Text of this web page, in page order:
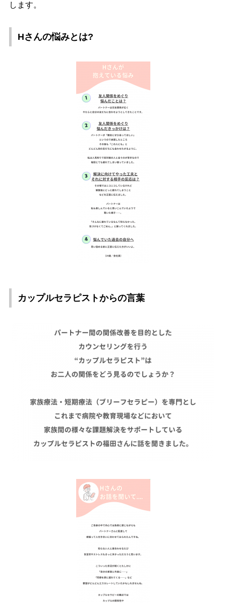
します。
Hさんの悩みとは?
カップルセラピストからの言葉